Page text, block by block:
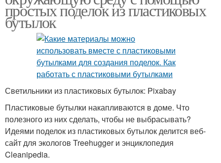
простых поделок из пластиковых
бутылок
Светильники из пластиковых бутылок: Pixabay
Пластиковые бутылки накапливаются в доме. Что
полезного из них сделать, чтобы не выбрасывать?
Идеями поделок из пластиковых бутылок делится веб-
сайт для экологов Treehugger и энциклопедия
Cleanipedia.